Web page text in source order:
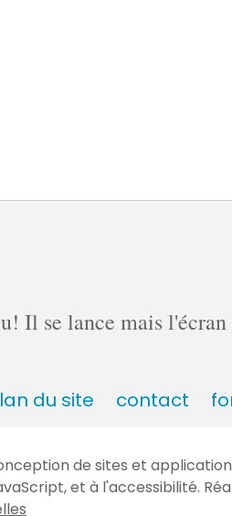
Il se lance mais
du site contact
de sites et
et à l'accessibilité.